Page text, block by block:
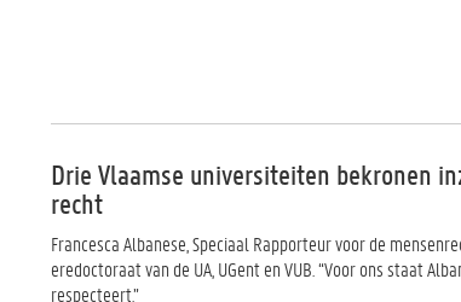
Drie Vlaamse universiteiten bekronen
recht
Francesca Albanese, Speciaal Rapporteur voor de
eredoctoraat van de UA, UGent en VUB. “Voor ons staat
respecteert.”